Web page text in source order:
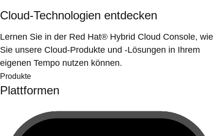
Cloud-Technologien entdecken
Lernen Sie in der Red Hat® Hybrid Cloud Console, wie
Sie unsere Cloud-Produkte und -Lösungen in Ihrem
eigenen Tempo nutzen können.
Produkte
Plattformen